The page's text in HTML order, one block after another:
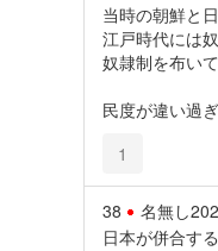
当時の朝鮮と
江戸時代には
奴隷制を布い
民度が違い過
1
38 名無し
日本が併合す